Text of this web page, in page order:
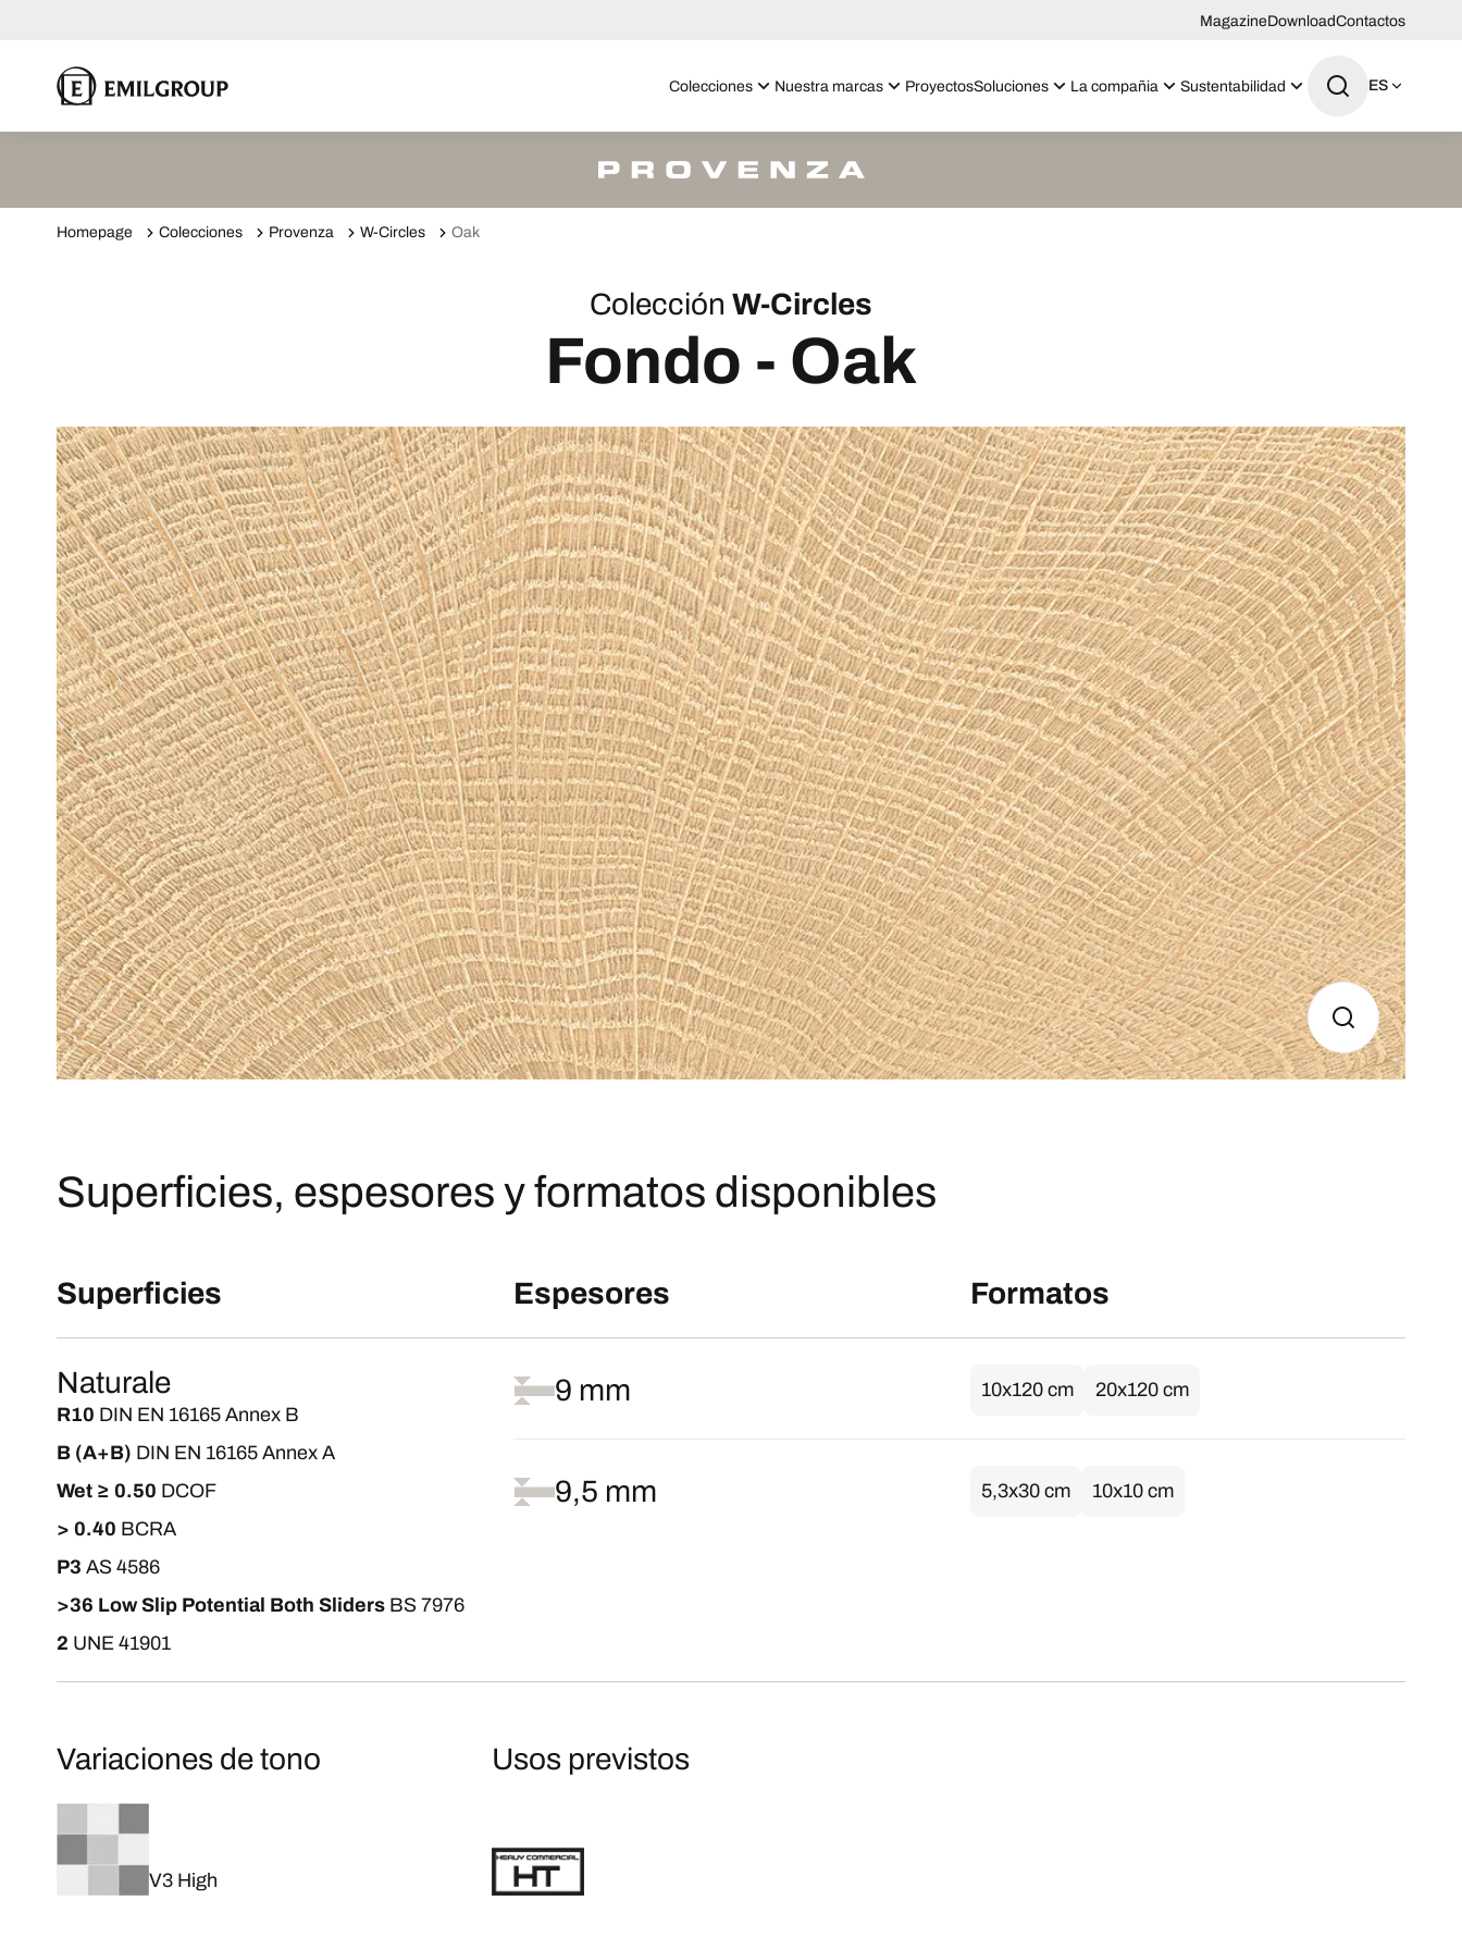
MagazineDownloadContactos
Colecciones Nuestra marcas ProyectosSoluciones La compañia Sustentabilidad ES
Homepage Colecciones Provenza W-Circles Oak
Colección W-Circles
Fondo - Oak
Superficies, espesores y formatos disponibles
Superficies Espesores Formatos
Naturale
R10 DIN EN 16165 Annex B
B (A+B) DIN EN 16165 Annex A
Wet ≥ 0.50 DCOF
> 0.40 BCRA
P3 AS 4586
>36 Low Slip Potential Both Sliders BS 7976
2 UNE 41901
9 mm 10x120 cm 20x120 cm
9,5 mm 5,3x30 cm 10x10 cm
Variaciones de tono
V3 High
Usos previstos